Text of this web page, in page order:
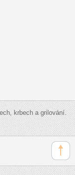
krbech a grilování.